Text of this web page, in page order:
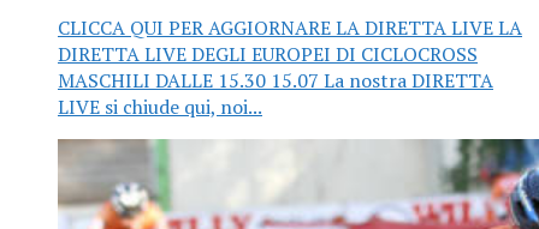
CLICCA QUI PER AGGIORNARE LA DIRETTA LIVE LA
DIRETTA LIVE DEGLI EUROPEI DI CICLOCROSS
MASCHILI DALLE 15.30 15.07 La nostra DIRETTA
LIVE si chiude qui, noi...